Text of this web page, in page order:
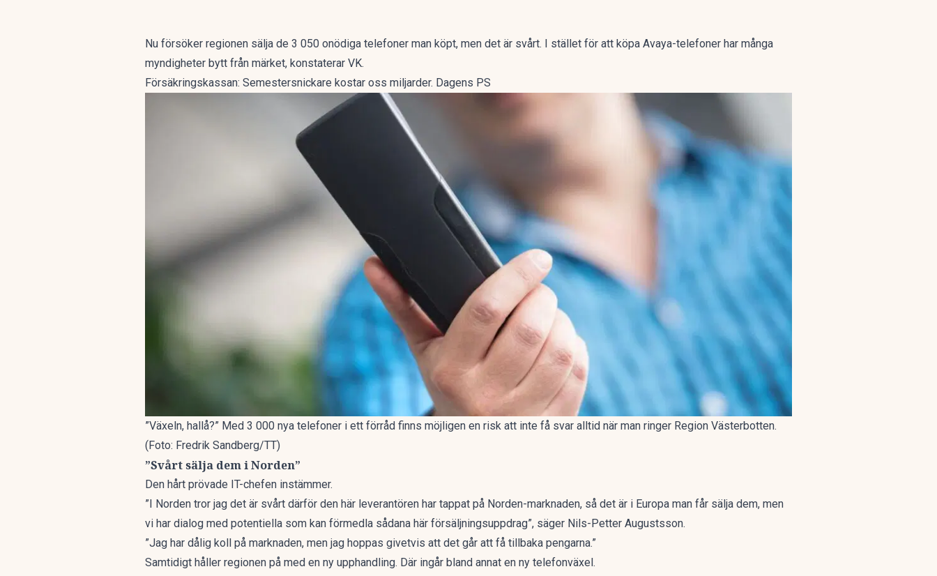
Nu försöker regionen sälja de 3 050 onödiga telefoner man köpt, men det är svårt. I stället för att köpa Avaya-telefoner har många
myndigheter bytt från märket, konstaterar VK.
Försäkringskassan: Semestersnickare kostar oss miljarder. Dagens PS
”Växeln, hallå?” Med 3 000 nya telefoner i ett förråd finns möjligen en risk att inte få svar alltid när man ringer Region Västerbotten.
(Foto: Fredrik Sandberg/TT)
”Svårt sälja dem i Norden”
Den hårt prövade IT-chefen instämmer.
”I Norden tror jag det är svårt därför den här leverantören har tappat på Norden-marknaden, så det är i Europa man får sälja dem, men
vi har dialog med potentiella som kan förmedla sådana här försäljningsuppdrag”, säger Nils-Petter Augustsson.
”Jag har dålig koll på marknaden, men jag hoppas givetvis att det går att få tillbaka pengarna.”
Samtidigt håller regionen på med en ny upphandling. Där ingår bland annat en ny telefonväxel.